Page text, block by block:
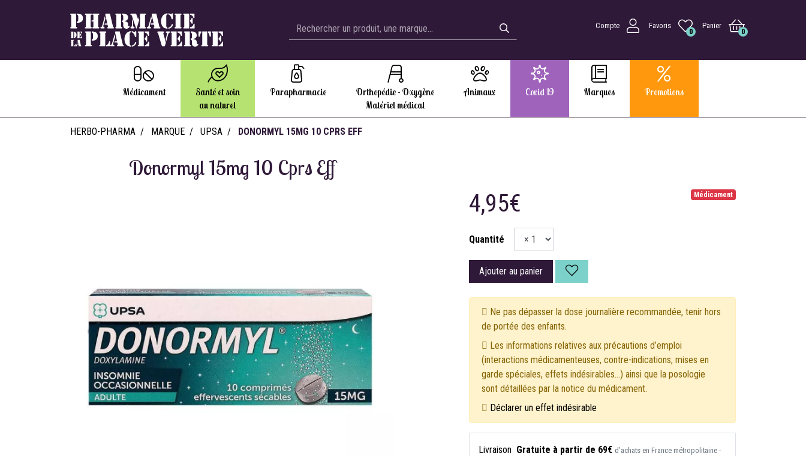
Compte Favoris
0
Panier
0
Médicament
Santé et soin
au naturel
Parapharmacie
Orthopédie - Oxygène
Matériel médical
Animaux Covid 19 Marques Promotions
HERBO-PHARMA MARQUE UPSA DONORMYL 15MG 10 CPRS EFF
Donormyl 15mg 10 Cprs Eff
Médicament
4,95€
Quantité
Ajouter au panier
Ne pas dépasser la dose journalière recommandée, tenir hors
de portée des enfants.
Les informations relatives aux précautions d’emploi
(interactions médicamenteuses, contre-indications, mises en
garde spéciales, effets indésirables...) ainsi que la posologie
sont détaillées par la notice du médicament.
Déclarer un effet indésirable
Livraison Gratuite à partir de 69€ d’achats en France métropolitaine -